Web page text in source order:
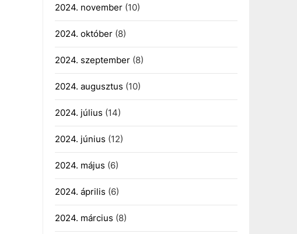
2024. november(10)
2024. október(8)
2024. szeptember(8)
2024. augusztus (10)
2024. július (14)
2024. június (12)
2024. május (6)
2024. április (6)
2024. március (8)